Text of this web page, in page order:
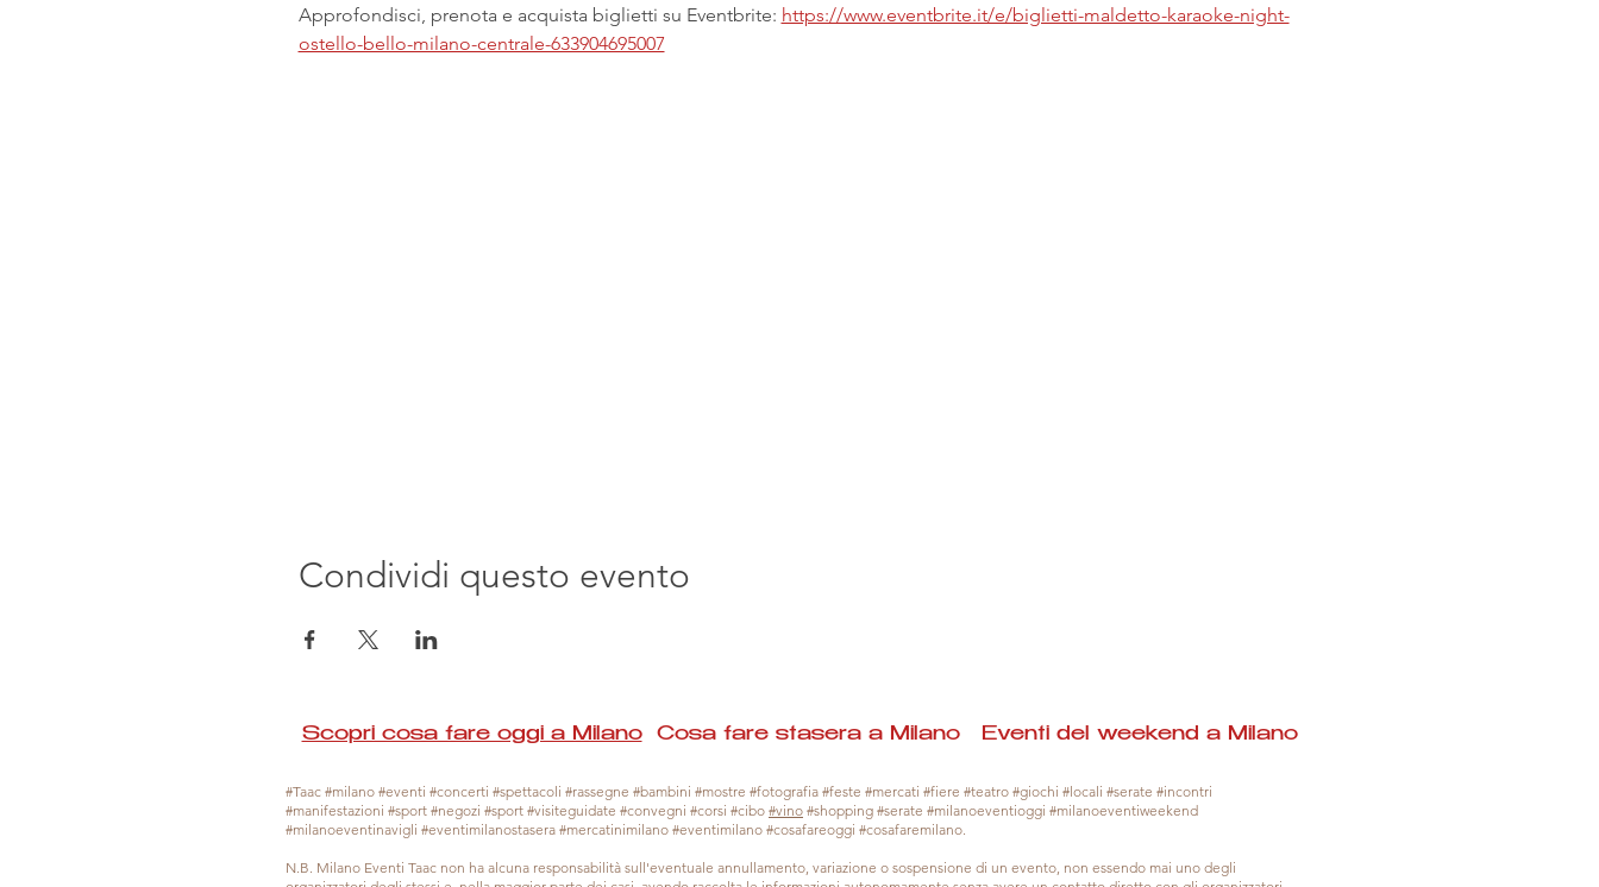
Approfondisci, prenota e acquista biglietti su Eventbrite: https://www.eventbrite.it/e/biglietti-maldetto-karaoke-night-
ostello-bello-milano-centrale-633904695007
Condividi questo evento
Scopri cosa fare oggi a MilanoCosa fare stasera a Milano Eventi del weekend a Milano
#Taac #milano #eventi #concerti #spettacoli #rassegne #bambini #mostre #fotografia #feste #mercati #fiere #teatro #giochi #locali #serate #incontri
#manifestazioni #sport #negozi #sport #visiteguidate #convegni #corsi #cibo #vino #shopping #serate #milanoeventioggi #milanoeventiweekend
#milanoeventinavigli #eventimilanostasera #mercatinimilano #eventimilano #cosafareoggi #cosafaremilano.
N.B. Milano Eventi Taac non ha alcuna responsabilità sull'eventuale annullamento, variazione o sospensione di un evento, non essendo mai uno degli